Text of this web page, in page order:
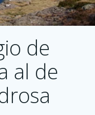
de
al de